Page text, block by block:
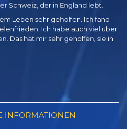
Schweiz, der in England lebt.
Leben sehr geholfen. Ich fand
Ich habe auch viel über
Das hat mir sehr geholfen, sie in
INFORMATIONEN